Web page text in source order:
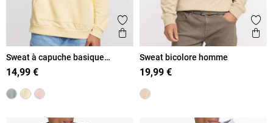
Ajouter aux favoris
Aperçu rapide
Sweat à capuche basique
homme
14,99 €
Sweat bicolore homme
19,99 €